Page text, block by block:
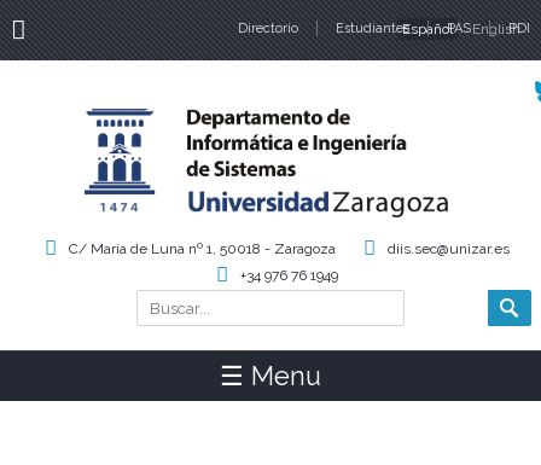
Directorio Estudiantes PAS PDI
Idiomas
Español English
Formulario de búsqueda
Buscar
C/ María de Luna nº 1, 50018 - Zaragoza
diis.sec@unizar.es
+34 976 76 1949
☰ Menu